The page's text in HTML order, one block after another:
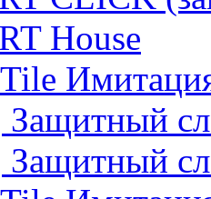
House
Защитный
Защитный